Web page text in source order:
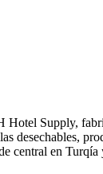
Hotel Supply,
desechables,
central en